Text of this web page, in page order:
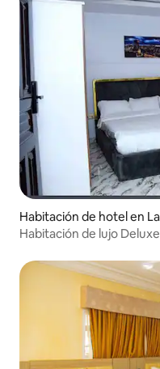
Habitación de hotel en
Habitación de lujo